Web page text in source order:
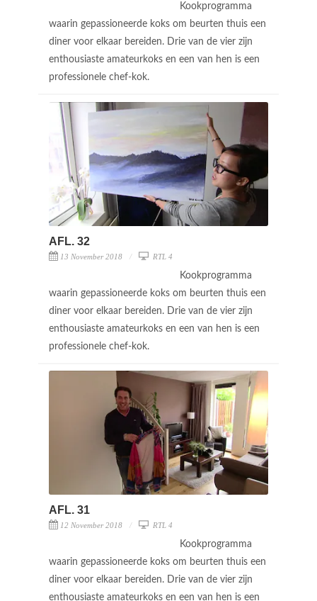
Kookprogramma
waarin gepassioneerde koks om beurten thuis een
diner voor elkaar bereiden. Drie van de vier zijn
enthousiaste amateurkoks en een van hen is een
professionele chef-kok.
AFL. 32
13 November 2018 RTL 4
Kookprogramma
waarin gepassioneerde koks om beurten thuis een
diner voor elkaar bereiden. Drie van de vier zijn
enthousiaste amateurkoks en een van hen is een
professionele chef-kok.
AFL. 31
12 November 2018 RTL 4
Kookprogramma
waarin gepassioneerde koks om beurten thuis een
diner voor elkaar bereiden. Drie van de vier zijn
enthousiaste amateurkoks en een van hen is een